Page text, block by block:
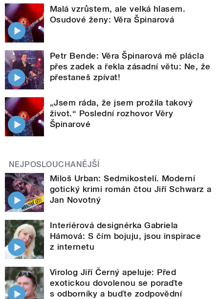
Malá vzrůstem, ale velká hlasem.
Osudové ženy: Věra Špinarová
Petr Bende: Věra Špinarová mě plácla
přes zadek a řekla zásadní větu: Ne, že
přestaneš zpívat!
„Jsem ráda, že jsem prožila takový
život.“ Poslední rozhovor Věry
Špinarové
NEJPOSLOUCHANĚJŠÍ
Miloš Urban: Sedmikostelí. Moderní
gotický krimi román čtou Jiří Schwarz a
Jan Novotný
Interiérová designérka Gabriela
Hámová: S čím bojuju, jsou inspirace
z internetu
Virolog Jiří Černý apeluje: Před
exotickou dovolenou se poraďte
s odborníky a buďte zodpovědní